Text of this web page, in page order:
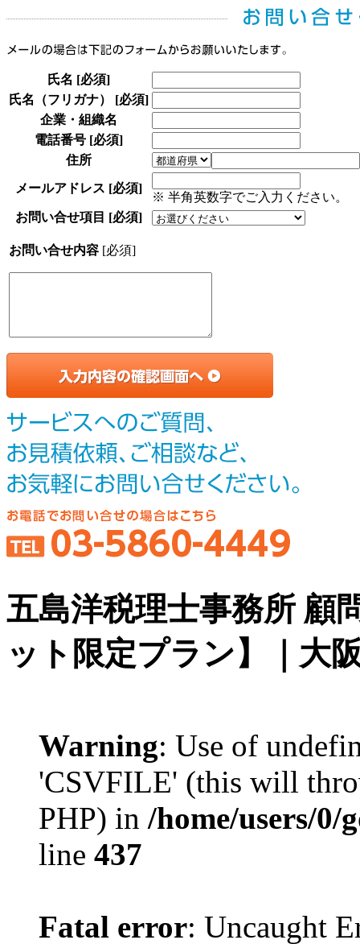
氏名 [必須]
氏名（フリガナ） [必須]
企業・組織名
電話番号 [必須]
住所
メールアドレス [必須]
※ 半角英数字でご入力ください。
お問い合せ項目 [必須]
お問い合せ内容 [必須]
五島洋税理士事務所 顧
ット限定プラン】｜大
Warning: Use of
'CSVFILE' (this will
PHP) in /home/users/0/
line 437
Fatal error: Uncaught